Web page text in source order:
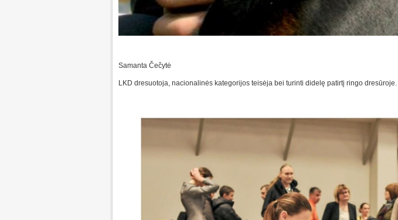
Samanta Čečytė
LKD dresuotoja, nacionalinės kategorijos teisėja bei turinti didelę patirtį ringo dresūroje.